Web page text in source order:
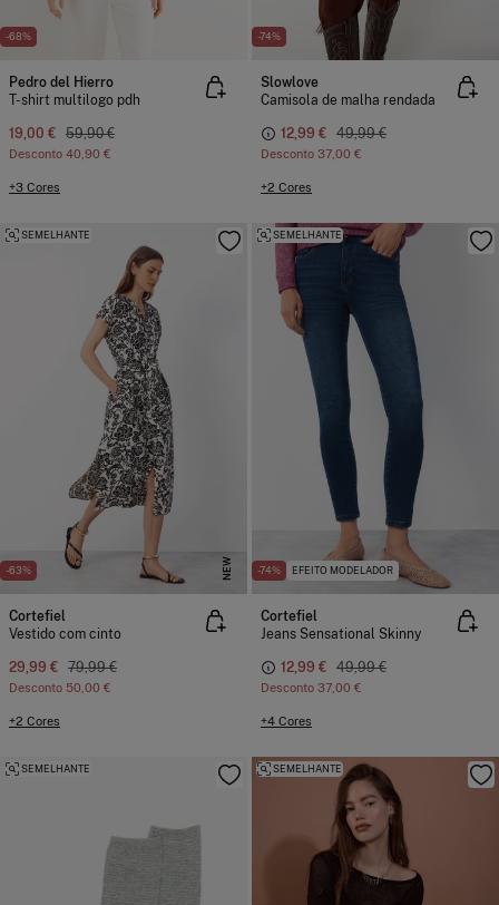
-68%
Pedro del Hierro
T-shirt multilogo pdh
19,00 € 59,90 €
Desconto 40,90 €
+3 Cores
-74%
Slowlove
Camisola de malha rendada
12,99 € 49,99 €
Desconto 37,00 €
+2 Cores
-63% NEW
SEMELHANTE
Cortefiel
Vestido com cinto
29,99 € 79,99 €
Desconto 50,00 €
+2 Cores
-74% EFEITO MODELADOR
SEMELHANTE
Cortefiel
Jeans Sensational Skinny
12,99 € 49,99 €
Desconto 37,00 €
+4 Cores
SEMELHANTE SEMELHANTE